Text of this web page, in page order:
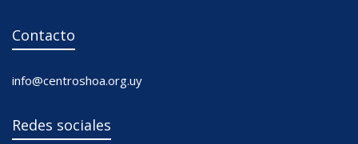
Contacto
info@centroshoa.org.uy
Redes sociales